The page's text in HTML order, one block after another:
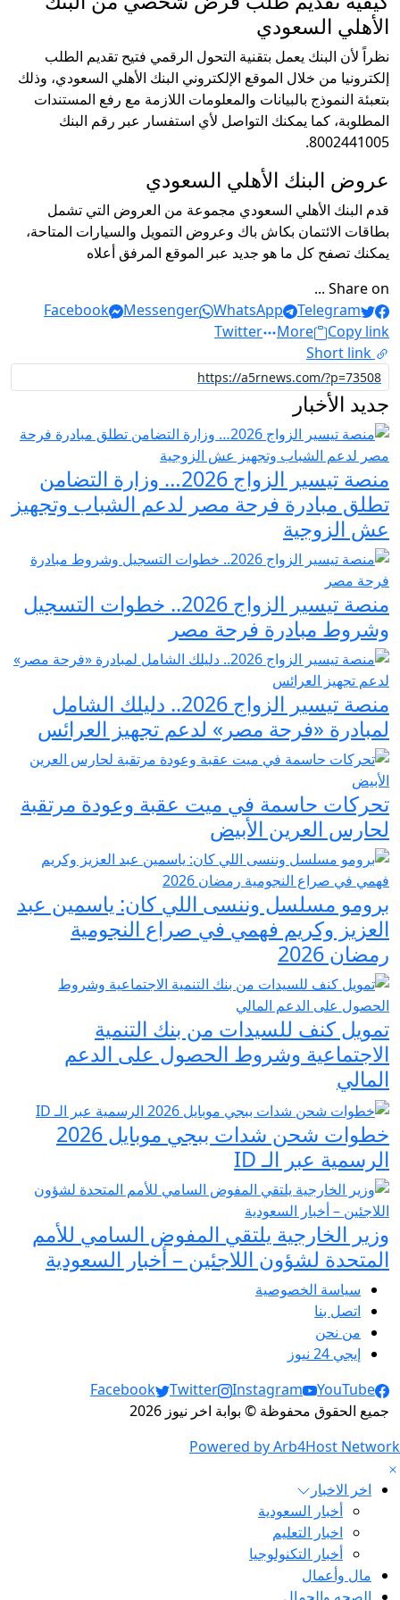
الأهلي السعودي
نظراً لأن البنك يعمل بتقنية التحول الرقمي فتيح تقديم الطلب
إلكترونيا من خلال الموقع الإلكتروني البنك الأهلي السعودي، وذلك
بتعبئة النموذج بالبيانات والمعلومات اللازمة مع رفع المستندات
المطلوبة، كما يمكنك التواصل لأي استفسار عبر رقم البنك
8002441005.
عروض البنك الأهلي السعودي
قدم البنك الأهلي السعودي مجموعة من العروض التي تشمل
بطاقات الائتمان بكاش باك وعروض التمويل والسيارات المتاحة،
يمكنك تصفح كل ما هو جديد عبر الموقع المرفق أعلاه
Share on ...
Facebook
Messenger WhatsApp
Telegram
Twitter
More
Copy link
Short link
جديد الأخبار
منصة تيسير الزواج 2026… وزارة التضامن
تطلق مبادرة فرحة مصر لدعم الشباب وتجهيز
عش الزوجية
منصة تيسير الزواج 2026.. خطوات التسجيل
وشروط مبادرة فرحة مصر
منصة تيسير الزواج 2026.. دليلك الشامل
لمبادرة «فرحة مصر» لدعم تجهيز العرائس
تحركات حاسمة في ميت عقبة وعودة مرتقبة
لحارس العرين الأبيض
برومو مسلسل وننسى اللي كان: ياسمين عبد
العزيز وكريم فهمي في صراع النجومية
رمضان 2026
تمويل كنف للسيدات من بنك التنمية
الاجتماعية وشروط الحصول على الدعم
المالي
خطوات شحن شدات ببجي موبايل 2026
الرسمية عبر الـ ID
وزير الخارجية يلتقي المفوض السامي للأمم
المتحدة لشؤون اللاجئين – أخبار السعودية
سياسة الخصوصية
اتصل بنا
من نحن
إيجي 24 نيوز
Social Links
Facebook Twitter Instagram
YouTube
جميع الحقوق محفوظة © بوابة اخر نيوز 2026
Powered by Arb4Host Network
اخر الاخبار
أخبار السعودية
اخبار التعليم
أخبار التكنولوجيا
مال وأعمال